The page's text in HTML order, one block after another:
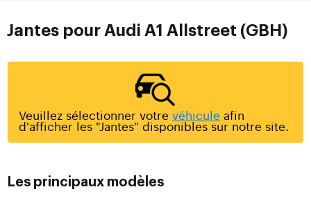
Jantes pour Audi A1 Allstreet (GBH)
Veuillez sélectionner votre véhicule afin
d'afficher les "Jantes" disponibles sur notre site.
Les principaux modèles